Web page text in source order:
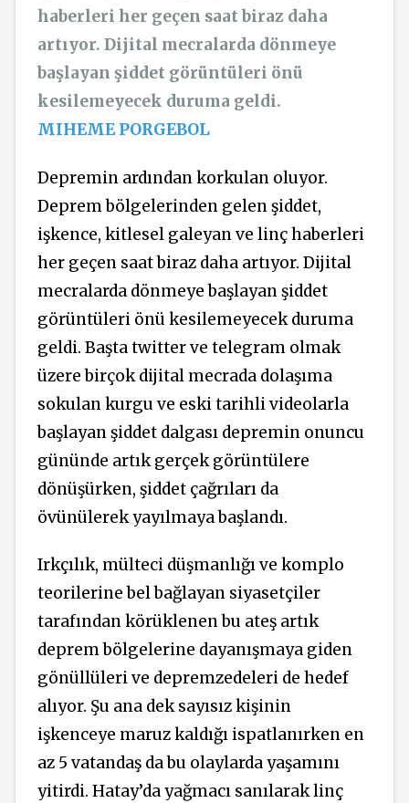
haberleri her geçen saat biraz daha
artıyor. Dijital mecralarda dönmeye
başlayan şiddet görüntüleri önü
kesilemeyecek duruma geldi.
MIHEME PORGEBOL
Depremin ardından korkulan oluyor.
Deprem bölgelerinden gelen şiddet,
işkence, kitlesel galeyan ve linç haberleri
her geçen saat biraz daha artıyor. Dijital
mecralarda dönmeye başlayan şiddet
görüntüleri önü kesilemeyecek duruma
geldi. Başta twitter ve telegram olmak
üzere birçok dijital mecrada dolaşıma
sokulan kurgu ve eski tarihli videolarla
başlayan şiddet dalgası depremin onuncu
gününde artık gerçek görüntülere
dönüşürken, şiddet çağrıları da
övünülerek yayılmaya başlandı.
Irkçılık, mülteci düşmanlığı ve komplo
teorilerine bel bağlayan siyasetçiler
tarafından körüklenen bu ateş artık
deprem bölgelerine dayanışmaya giden
gönüllüleri ve depremzedeleri de hedef
alıyor. Şu ana dek sayısız kişinin
işkenceye maruz kaldığı ispatlanırken en
az 5 vatandaş da bu olaylarda yaşamını
yitirdi. Hatay’da yağmacı sanılarak linç